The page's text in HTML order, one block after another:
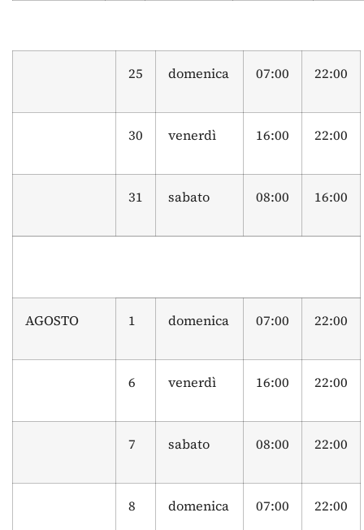
25 domenica 07:00 22:00
30 venerdì 16:00 22:00
31 sabato 08:00 16:00
AGOSTO 1 domenica 07:00 22:00
6 venerdì 16:00 22:00
7 sabato 08:00 22:00
8 domenica 07:00 22:00